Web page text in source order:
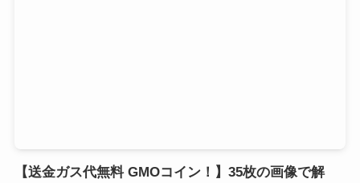
【送金ガス代無料 GMOコイン！】35枚の画像で解